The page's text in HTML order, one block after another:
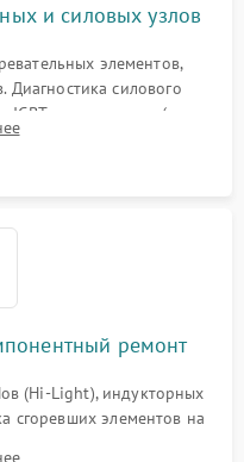
и силовых узлов
элементов,
Диагностика силового
транзисторов (для
контроля (для газовых
ремонт
(Hi-Light), индукторных
сгоревших элементов на